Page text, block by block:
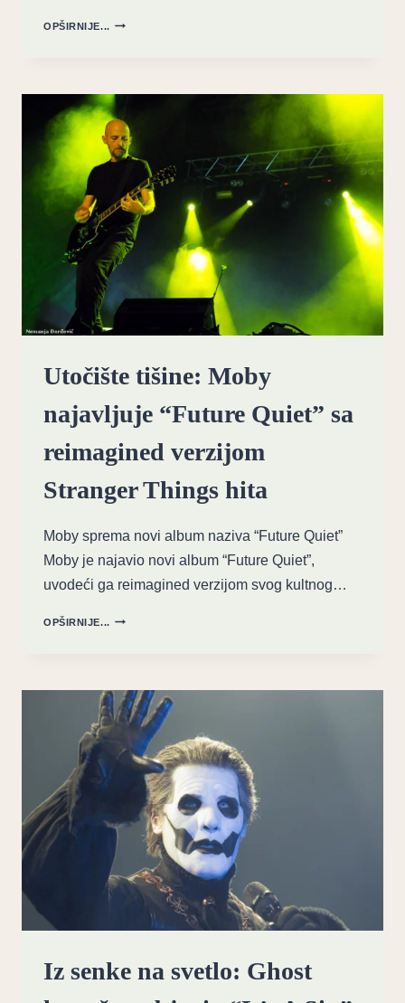
OPŠIRNIJE... PANK
GOBLINI
STIŽU
U
LUKU
BEOGRAD
Utočište tišine: Moby
najavljuje “Future Quiet” sa
reimagined verzijom
Stranger Things hita
Moby sprema novi album naziva “Future Quiet”
Moby je najavio novi album “Future Quiet”,
uvodeći ga reimagined verzijom svog kultnog…
OPŠIRNIJE... UTOČIŠTE
QUIET”
SA
REIMAGINED
VERZIJOM
STRANGER
THINGS
Iz senke na svetlo: Ghost